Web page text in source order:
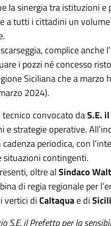
la sinergia tra istituzioni e
a tutti i cittadini un
scarseggia, complice
i pozzi né concesso
Siciliana che a
2024).
convocato daS.E.
e strategie operative.
periodica, con
situazioni contingenti.
oltre alSindaco
di regia regionale per
vertici diCaltaquae di
S.E. il Prefetto per la